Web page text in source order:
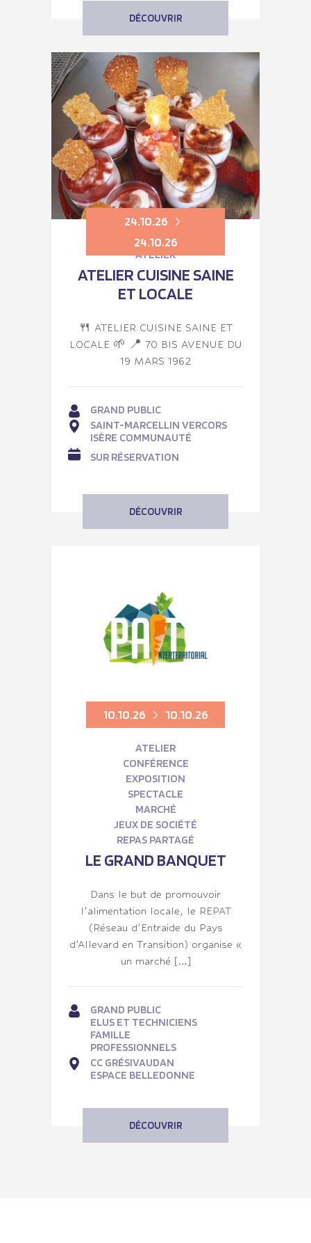
DÉCOUVRIR
24.10.26
24.10.26
ATELIER
ATELIER CUISINE SAINE
ET LOCALE
🍴 ATELIER CUISINE SAINE ET
LOCALE 🌱 📍 70 BIS AVENUE DU
19 MARS 1962
GRAND PUBLIC
SAINT-MARCELLIN VERCORS
ISÈRE COMMUNAUTÉ
SUR RÉSERVATION
DÉCOUVRIR
10.10.26 10.10.26
ATELIER
CONFÉRENCE
EXPOSITION
SPECTACLE
MARCHÉ
JEUX DE SOCIÉTÉ
REPAS PARTAGÉ
LE GRAND BANQUET
Dans le but de promouvoir
l’alimentation locale, le REPAT
(Réseau d’Entraide du Pays
d’Allevard en Transition) organise «
un marché […]
GRAND PUBLIC
ELUS ET TECHNICIENS
FAMILLE
PROFESSIONNELS
CC GRÉSIVAUDAN
ESPACE BELLEDONNE
DÉCOUVRIR